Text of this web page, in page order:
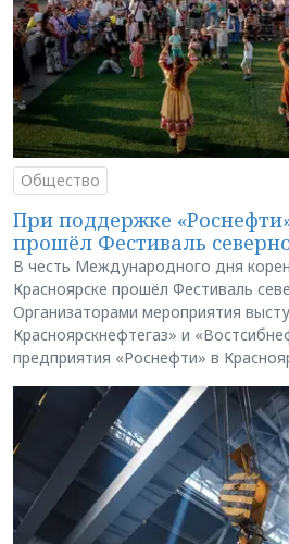
Общество
При поддержке
прошёл Фестиваль
В честь Международного дня
Красноярске прошёл Фестиваль
Организаторами мероприятия
Красноярскнефтегаз» и
предприятия «Роснефти» в